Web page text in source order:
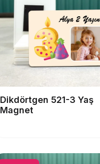
Dikdörtgen 521-3 Yaş
Magnet